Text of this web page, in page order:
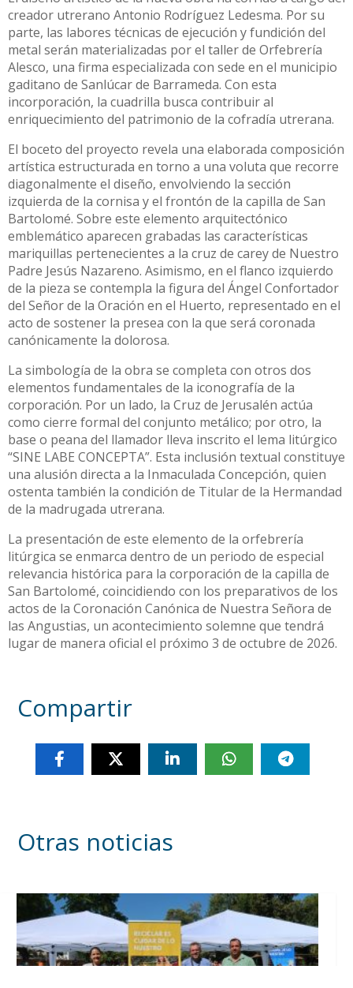
creador utrerano Antonio Rodríguez Ledesma. Por su
parte, las labores técnicas de ejecución y fundición del
metal serán materializadas por el taller de Orfebrería
Alesco, una firma especializada con sede en el municipio
gaditano de Sanlúcar de Barrameda. Con esta
incorporación, la cuadrilla busca contribuir al
enriquecimiento del patrimonio de la cofradía utrerana.
El boceto del proyecto revela una elaborada composición
artística estructurada en torno a una voluta que recorre
diagonalmente el diseño, envolviendo la sección
izquierda de la cornisa y el frontón de la capilla de San
Bartolomé. Sobre este elemento arquitectónico
emblemático aparecen grabadas las características
mariquillas pertenecientes a la cruz de carey de Nuestro
Padre Jesús Nazareno. Asimismo, en el flanco izquierdo
de la pieza se contempla la figura del Ángel Confortador
del Señor de la Oración en el Huerto, representado en el
acto de sostener la presea con la que será coronada
canónicamente la dolorosa.
La simbología de la obra se completa con otros dos
elementos fundamentales de la iconografía de la
corporación. Por un lado, la Cruz de Jerusalén actúa
como cierre formal del conjunto metálico; por otro, la
base o peana del llamador lleva inscrito el lema litúrgico
“SINE LABE CONCEPTA”. Esta inclusión textual constituye
una alusión directa a la Inmaculada Concepción, quien
ostenta también la condición de Titular de la Hermandad
de la madrugada utrerana.
La presentación de este elemento de la orfebrería
litúrgica se enmarca dentro de un periodo de especial
relevancia histórica para la corporación de la capilla de
San Bartolomé, coincidiendo con los preparativos de los
actos de la Coronación Canónica de Nuestra Señora de
las Angustias, un acontecimiento solemne que tendrá
lugar de manera oficial el próximo 3 de octubre de 2026.
Compartir
Otras noticias